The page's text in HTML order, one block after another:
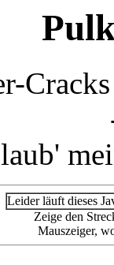
Leider läuft dieses
Zeige den
Mauszeiger,